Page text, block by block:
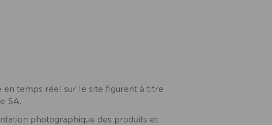
en temps réel sur le site figurent à titre
SA.
photographique des produits et